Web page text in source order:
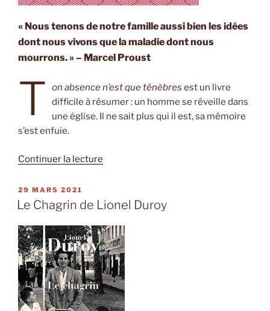
« Nous tenons de notre famille aussi bien les idées
dont nous vivons que la maladie dont nous
mourrons. » – Marcel Proust
T on absence n’est que ténèbres est un livre
difficile à résumer : un homme se réveille dans
une église. Il ne sait plus qui il est, sa mémoire
s’est enfuie.
Continuer la lecture
n’est
ténèbres
de
Jon
Kalman
Stefansson
(Trad.
PUBLIÉ
LE
29 MARS 2021
Le Chagrin de Lionel Duroy